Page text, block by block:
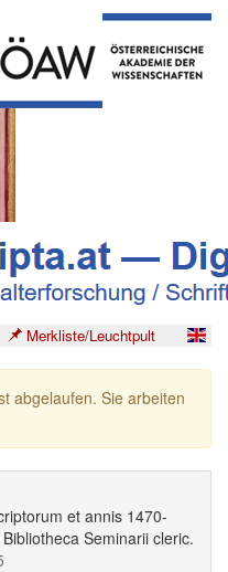
Merkliste/Leuchtpult
abgelaufen. Sie arbeiten
et annis 1470-
Seminarii cleric.